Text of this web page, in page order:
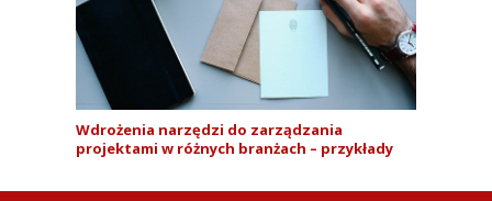
Wdrożenia narzędzi do zarządzania
projektami w różnych branżach – przykłady